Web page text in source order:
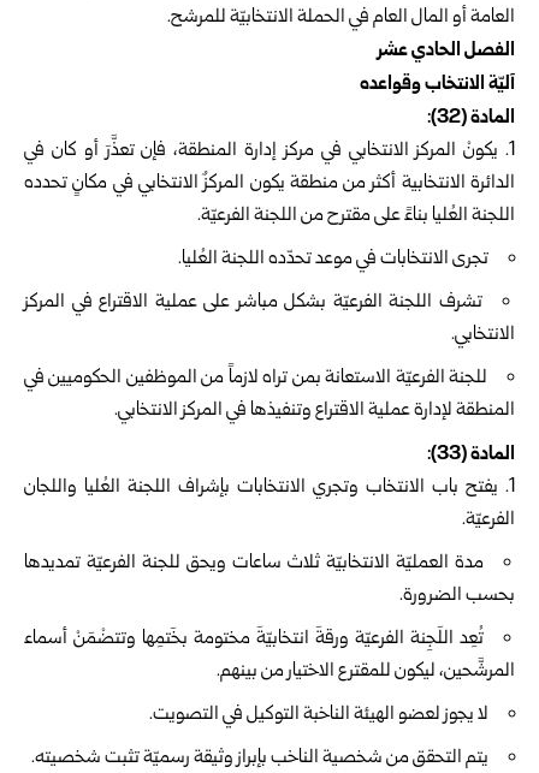
العامة أو المال العام في الحملة الانتخابيّة للمرشح.
الفصل الحادي عشر
آليّة الانتخاب وقواعده
المادة (32):
يكونْ المركز الانتخابي في مركز إدارة المنطقة، فإن تعذَّرَ أو كان في
الدائرة الانتخابية أكثر من منطقة يكون المركزٌ الانتخابي في مكانٍ تحدده
اللجنة العُليا بناءً على مقترح من اللجنة الفرعيّة.
تجرى الانتخابات في موعد تحدّده اللجنة العُليا.
تشرف اللجنة الفرعيّة بشكل مباشر على عملية الاقتراع في المركز
الانتخابي.
للجنة الفرعيّة الاستعانة بمن تراه لازماً من الموظفين الحكوميين في
المنطقة لإدارة عملية الاقتراع وتنفيذها في المركز الانتخابي.
المادة (33):
يفتح باب الانتخاب وتجري الانتخابات بإشراف اللجنة العُليا واللجان
الفرعيّة.
مدة العمليّة الانتخابيّة ثلاث ساعات ويحق للجنة الفرعيّة تمديدها
بحسب الضرورة.
تُعِد اللَجِنة الفرعيّة ورقةَ انتخابيّةَ مختومة بخَتمِها وتتضْمَنْ أسماء
المرشَّحين، ليكون للمقترع الاختيار من بينهم.
لا يجوز لعضو الهيئة الناخبة التوكيل في التصويت.
يتم التحقق من شخصية الناخب بإبراز وثيقة رسميّة تثبت شخصيته.